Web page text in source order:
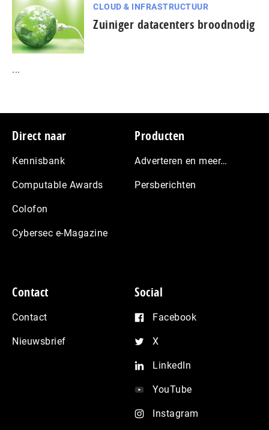
CLOUD & INFRASTRUCTUUR
Zuiniger datacenters broodnodig
...
Footer
Direct naar
Kennisbank
Computable Awards
Colofon
Cybersec e-Magazine
Producten
Adverteren en meer…
Persberichten
Contact
Contact
Nieuwsbrief
Social
Facebook
X
LinkedIn
YouTube
Instagram